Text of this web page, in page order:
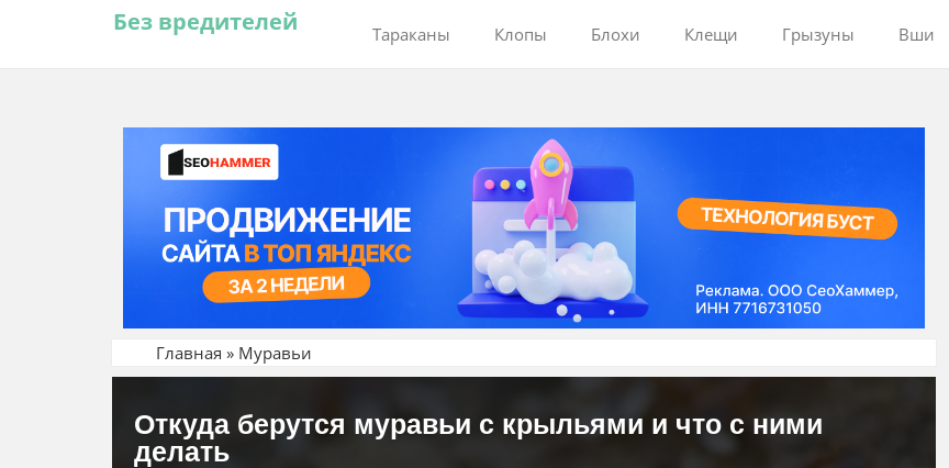
Без вредителей Тараканы Клопы Блохи Клещи Грызуны Вши
Главная » Муравьи
Откуда берутся муравьи с крыльями и что с ними
делать